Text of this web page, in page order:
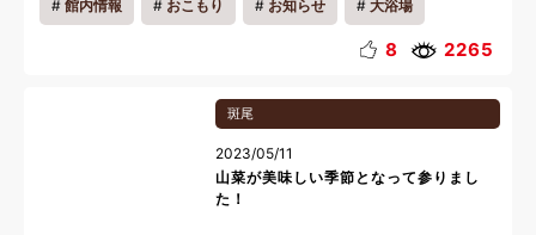
館内情報 おこもり お知らせ 大浴場
8 2265
斑尾
2023/05/11
山菜が美味しい季節となって参りまし
た！